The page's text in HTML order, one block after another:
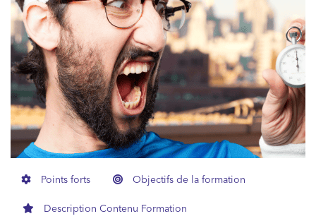
Points forts Objectifs de la formation
Description Contenu Formation